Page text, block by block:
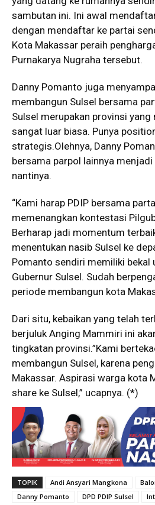
sambutan ini. Ini awal
dengan mendaftar ke partai
Kota Makassar peraih
Purnakarya Nugraha tersebut.
Danny Pomanto juga
membangun Sulsel bersama
Sulsel merupakan provinsi
sangat luar biasa. Punya
strategis.Olehnya, Danny
bersama parpol lainnya
nantinya.
“Kami harap PDIP bersama
memenangkan kontestasi
Berharap jadi momentum
menentukan nasib Sulsel ke
Pomanto sendiri memiliki bekal
Gubernur Sulsel. Sudah
periode membangun kota
Dari situ, kebaikan yang telah
berjuluk Anging Mammiri ini
tingkatan provinsi.”Kami
membangun Sulsel, karena
Makassar. Aspirasi warga kota
share ke Sulsel,” ucapnya. (*)
TOPIK Andi Ansyari Mangkona
Danny Pomanto
DPD PDIP Sulsel